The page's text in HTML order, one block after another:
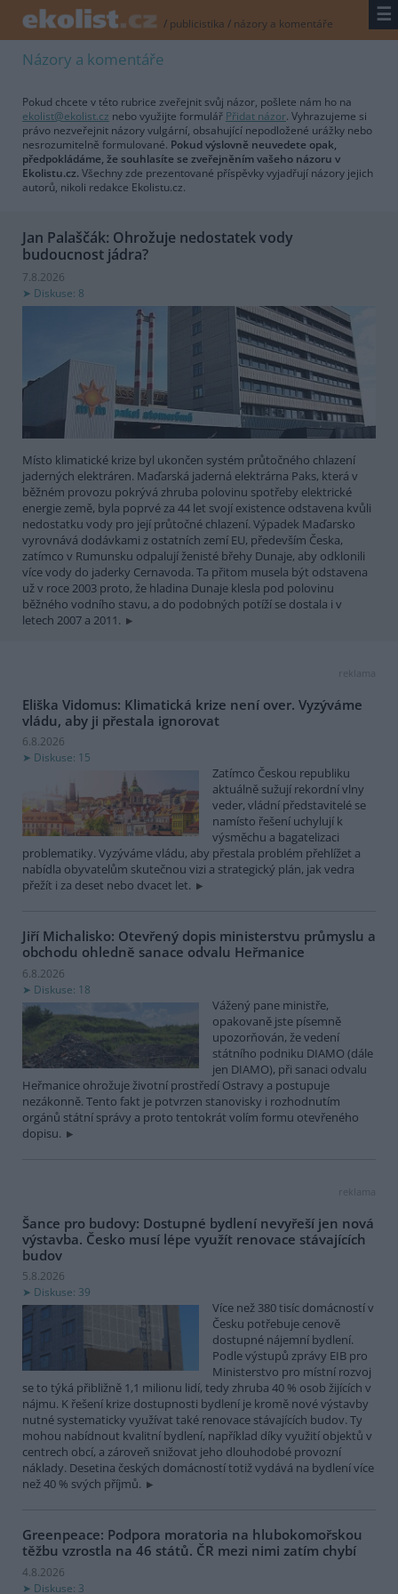
/ publicistika / názory a komentáře ☰
Názory a komentáře
Pokud chcete v této rubrice zveřejnit svůj názor, pošlete nám ho na
ekolist@ekolist.cz nebo využijte formulář Přidat názor. Vyhrazujeme si
právo nezveřejnit názory vulgární, obsahující nepodložené urážky nebo
nesrozumitelně formulované. Pokud výslovně neuvedete opak,
předpokládáme, že souhlasíte se zveřejněním vašeho názoru v
Ekolistu.cz. Všechny zde prezentované příspěvky vyjadřují názory jejich
autorů, nikoli redakce Ekolistu.cz.
Jan Palaščák: Ohrožuje nedostatek vody
budoucnost jádra?
7.8.2026
Diskuse: 8
Místo klimatické krize byl ukončen systém průtočného chlazení
jaderných elektráren. Maďarská jaderná elektrárna Paks, která v
běžném provozu pokrývá zhruba polovinu spotřeby elektrické
energie země, byla poprvé za 44 let svojí existence odstavena kvůli
nedostatku vody pro její průtočné chlazení. Výpadek Maďarsko
vyrovnává dodávkami z ostatních zemí EU, především Česka,
zatímco v Rumunsku odpalují ženisté břehy Dunaje, aby odklonili
více vody do jaderky Cernavoda. Ta přitom musela být odstavena
už v roce 2003 proto, že hladina Dunaje klesla pod polovinu
běžného vodního stavu, a do podobných potíží se dostala i v
letech 2007 a 2011.
reklama
Eliška Vidomus: Klimatická krize není over. Vyzýváme
vládu, aby ji přestala ignorovat
6.8.2026
Diskuse: 15
Zatímco Českou republiku
aktuálně sužují rekordní vlny
veder, vládní představitelé se
namísto řešení uchylují k
výsměchu a bagatelizaci
problematiky. Vyzýváme vládu, aby přestala problém přehlížet a
nabídla obyvatelům skutečnou vizi a strategický plán, jak vedra
přežít i za deset nebo dvacet let.
Jiří Michalisko: Otevřený dopis ministerstvu průmyslu a
obchodu ohledně sanace odvalu Heřmanice
6.8.2026
Diskuse: 18
Vážený pane ministře,
opakovaně jste písemně
upozorňován, že vedení
státního podniku DIAMO (dále
jen DIAMO), při sanaci odvalu
Heřmanice ohrožuje životní prostředí Ostravy a postupuje
nezákonně. Tento fakt je potvrzen stanovisky i rozhodnutím
orgánů státní správy a proto tentokrát volím formu otevřeného
dopisu.
reklama
Šance pro budovy: Dostupné bydlení nevyřeší jen nová
výstavba. Česko musí lépe využít renovace stávajících
budov
5.8.2026
Diskuse: 39
Více než 380 tisíc domácností v
Česku potřebuje cenově
dostupné nájemní bydlení.
Podle výstupů zprávy EIB pro
Ministerstvo pro místní rozvoj
se to týká přibližně 1,1 milionu lidí, tedy zhruba 40 % osob žijících v
nájmu. K řešení krize dostupnosti bydlení je kromě nové výstavby
nutné systematicky využívat také renovace stávajících budov. Ty
mohou nabídnout kvalitní bydlení, například díky využití objektů v
centrech obcí, a zároveň snižovat jeho dlouhodobé provozní
náklady. Desetina českých domácností totiž vydává na bydlení více
než 40 % svých příjmů.
Greenpeace: Podpora moratoria na hlubokomořskou
těžbu vzrostla na 46 států. ČR mezi nimi zatím chybí
4.8.2026
Diskuse: 3